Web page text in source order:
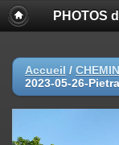
PHOTOS
Accueil /
2023-05-26-